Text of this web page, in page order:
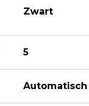
Zwart
5
Automatisch